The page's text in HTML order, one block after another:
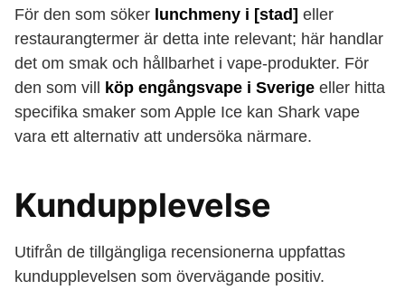
För den som söker lunchmeny i [stad] eller
restaurangtermer är detta inte relevant; här handlar
det om smak och hållbarhet i vape-produkter. För
den som vill
köp engångsvape i Sverige eller hitta
specifika smaker som Apple Ice kan Shark vape
vara ett alternativ att undersöka närmare.
Kundupplevelse
Utifrån de tillgängliga recensionerna uppfattas
kundupplevelsen som övervägande positiv.